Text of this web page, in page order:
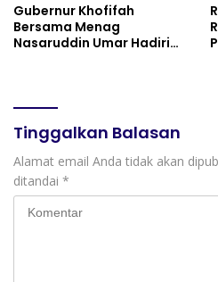
Gubernur Khofifah
Bersama Menag
Nasaruddin Umar Hadiri
2026: Dukung Penguatan
Peran Masjid sebagai
Pusat Peradaban,
Diplomasi Keagamaan
dan Perdamaian Global
Tinggalkan Balasan
Alamat email Anda tidak akan
ditandai *